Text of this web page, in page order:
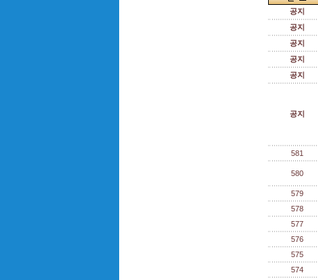
공지
공지
공지
공지
공지
공지
581
580
579
578
577
576
575
574